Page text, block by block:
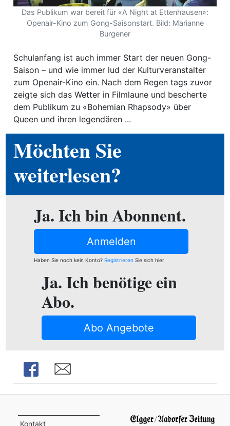
Region
Das Publikum war bereit für «A Night at Ettenhausen»:
Openair-Kino zum Gong-Saisonstart. Bild: Marianne
Burgener
Schulanfang ist auch immer Start der neuen Gong-
Saison – und wie immer lud der Kulturveranstalter
zum Openair-Kino ein. Nach dem Regen tags zuvor
zeigte sich das Wetter in Filmlaune und bescherte
dem Publikum zu «Bohemian Rhapsody» über
Queen und ihren legendären ...
Möchten Sie
weiterlesen?
Ja. Ich bin Abonnent.
Anmelden
Haben Sie noch kein Konto? RegistrierenSie sich hier
Ja. Ich benötige ein
Abo.
Abo Angebote
Share Share
Kontakt